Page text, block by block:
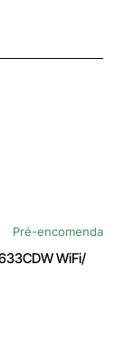
Pré-encomenda
WiFi/